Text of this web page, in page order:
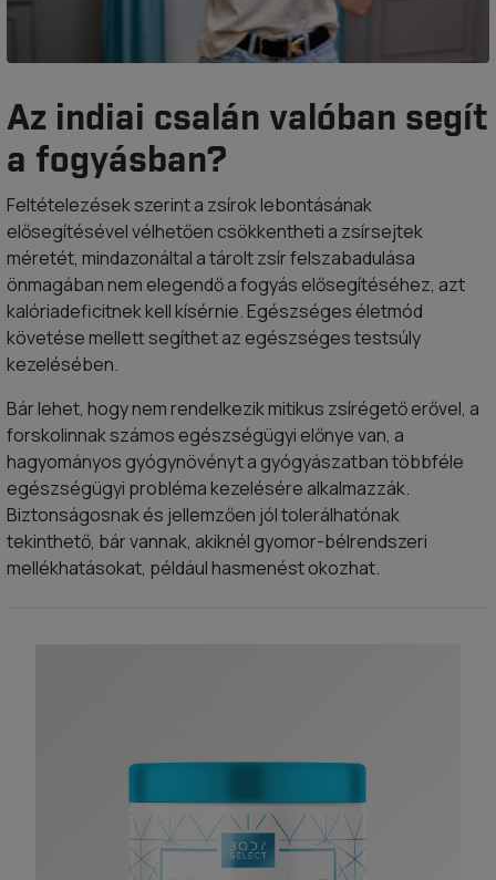
Az indiai csalán valóban segít
a fogyásban?
Feltételezések szerint a zsírok lebontásának
elősegítésével vélhetően csökkentheti a zsírsejtek
méretét, mindazonáltal a tárolt zsír felszabadulása
önmagában nem elegendő a fogyás elősegítéséhez, azt
kalóriadeficitnek kell kísérnie. Egészséges életmód
követése mellett segíthet az egészséges testsúly
kezelésében.
Bár lehet, hogy nem rendelkezik mitikus zsírégető erővel, a
forskolinnak számos egészségügyi előnye van, a
hagyományos gyógynövényt a gyógyászatban többféle
egészségügyi probléma kezelésére alkalmazzák.
Biztonságosnak és jellemzően jól tolerálhatónak
tekinthető, bár vannak, akiknél gyomor-bélrendszeri
mellékhatásokat, például hasmenést okozhat.